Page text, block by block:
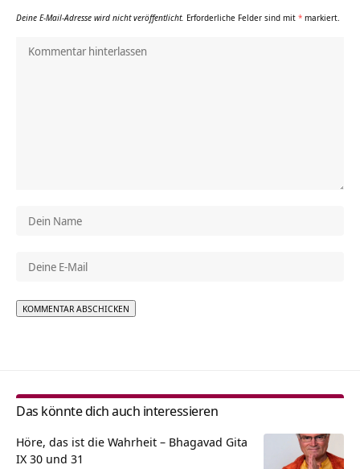
Deine E-Mail-Adresse wird nicht veröffentlicht. Erforderliche Felder sind mit * markiert.
Das könnte dich auch interessieren
Höre, das ist die Wahrheit – Bhagavad Gita
IX 30 und 31